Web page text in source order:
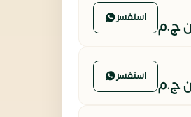
ج.م استفسر
ج.م استفسر